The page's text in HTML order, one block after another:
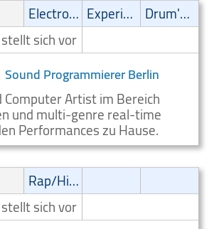
Electronic Experimental
Drum'n' Bass
stellt sich vor
Sound Programmierer Berlin
Computer Artist im Bereich
und multi-genre real-time
Performances zu Hause.
Rap/Hip-Hop/RnB
stellt sich vor